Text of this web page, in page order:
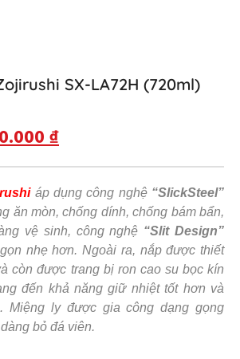
SX-LA72H (720ml)
₫
áp dụng công nghệ “SlickSteel”
ăn mòn, chống dính, chống bám bẩn,
vệ sinh, công nghệ “Slit Design”
nhẹ hơn. Ngoài ra, nắp được thiết
còn được trang bị ron cao su bọc kín
đến khả năng giữ nhiệt tốt hơn và
Miệng ly được gia công dạng gọng
bỏ đá viên.